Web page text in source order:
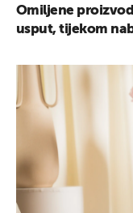
Omiljene
usput, tijekom